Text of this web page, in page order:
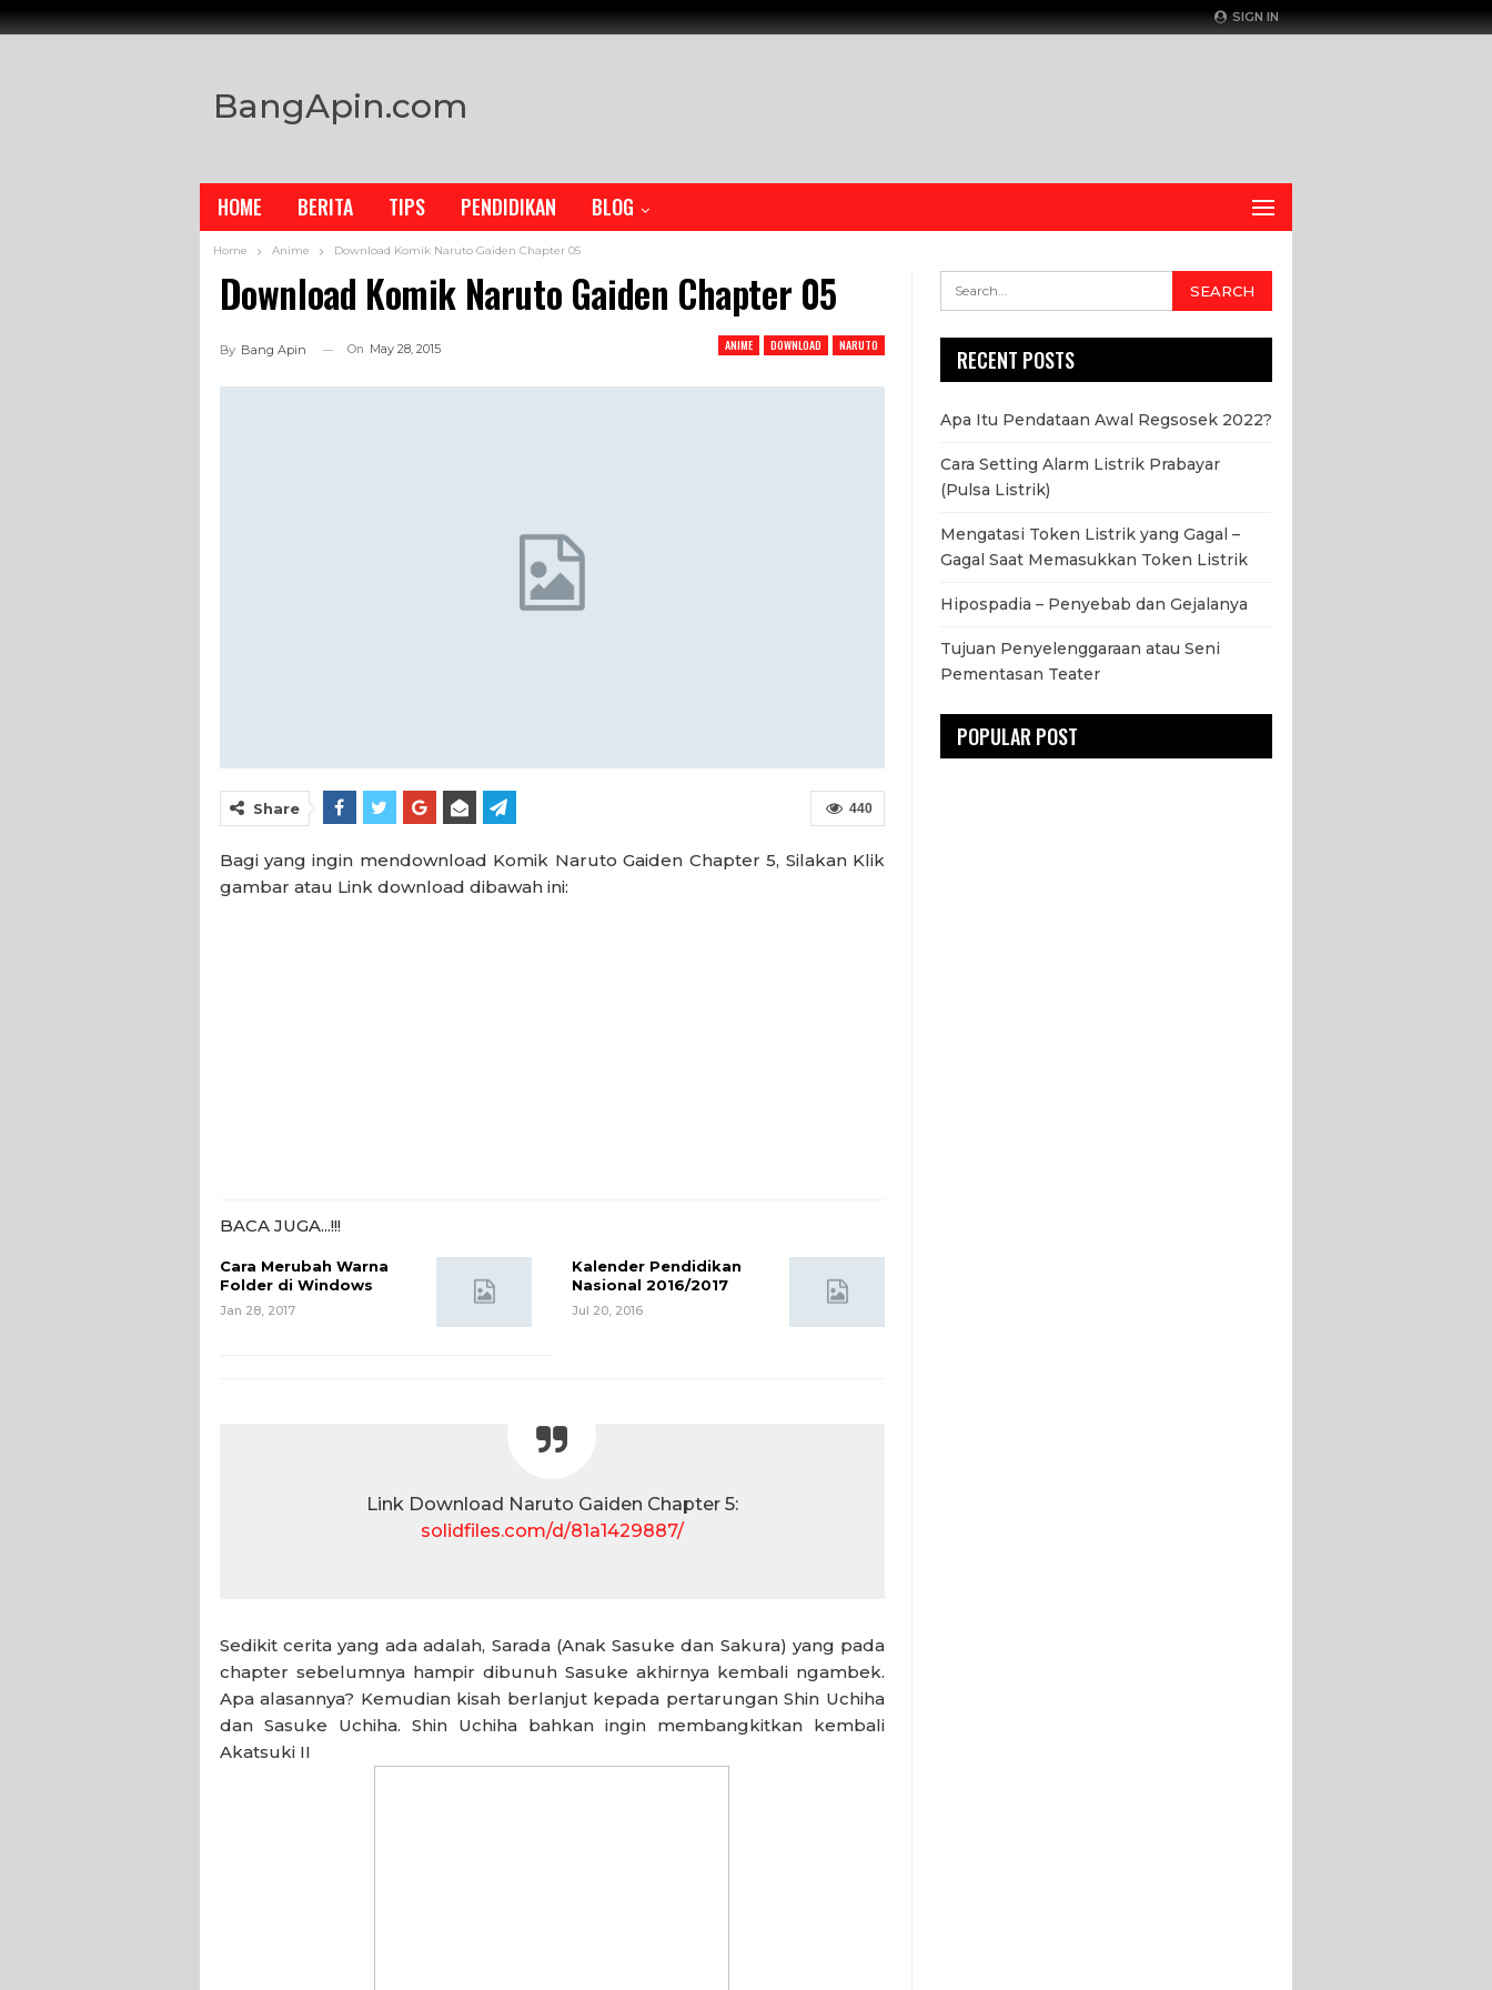
SIGN IN
BangApin.com
HOME BERITA TIPS PENDIDIKAN BLOG
Home Anime Download Komik Naruto Gaiden Chapter 05
Download Komik Naruto Gaiden Chapter 05
ANIME DOWNLOAD NARUTO
By Bang Apin On May 28, 2015
440
Share
Bagi yang ingin mendownload Komik Naruto Gaiden Chapter 5, Silakan Klik
gambar atau Link download dibawah ini:
BACA JUGA...!!!
Cara Merubah Warna
Folder di Windows
Jan 28, 2017
Kalender Pendidikan
Nasional 2016/2017
Jul 20, 2016
Link Download Naruto Gaiden Chapter 5:
solidfiles.com/d/81a1429887/
Sedikit cerita yang ada adalah, Sarada (Anak Sasuke dan Sakura) yang pada
chapter sebelumnya hampir dibunuh Sasuke akhirnya kembali ngambek.
Apa alasannya? Kemudian kisah berlanjut kepada pertarungan Shin Uchiha
dan Sasuke Uchiha. Shin Uchiha bahkan ingin membangkitkan kembali
Akatsuki II
RECENT POSTS
Apa Itu Pendataan Awal Regsosek 2022?
Cara Setting Alarm Listrik Prabayar
(Pulsa Listrik)
Mengatasi Token Listrik yang Gagal –
Gagal Saat Memasukkan Token Listrik
Hipospadia – Penyebab dan Gejalanya
Tujuan Penyelenggaraan atau Seni
Pementasan Teater
POPULAR POST